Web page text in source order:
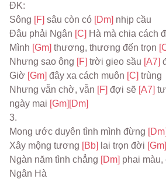
ĐK:
Sông [F] sâu còn có [Dm] nhịp cầu
Đâu phải Ngân [C] Hà mà chia cách
Mình [Gm] thương, thương đến trọn
Nhưng sao ông [F] trời gieo sầu [A7]
Giờ [Gm] đây xa cách muôn [C] trùng
Nhưng vẫn chờ, vẫn [F] đợi sẽ [A7]
ngày mai [Gm] [Dm]
3.
Mong ước duyên tình mình đừng [Dm]
Xây mộng tương [Bb] lai trọn đời [Gm]
Ngàn năm tình chẳng [Dm] phai màu,
Ngân Hà